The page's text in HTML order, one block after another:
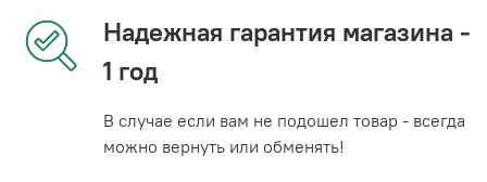
Надежная гарантия магазина -
1 год
В случае если вам не подошел товар - всегда
можно вернуть или обменять!